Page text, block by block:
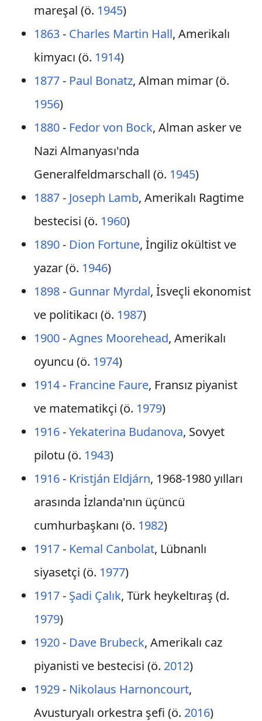
mareşal (ö. 1945)
1863- Charles Martin Hall, Amerikalı
kimyacı (ö. 1914)
1877- Paul Bonatz, Alman mimar (ö.
1956)
1880- Fedor von Bock, Alman asker ve
Nazi Almanyası'nda
Generalfeldmarschall (ö. 1945)
1887- Joseph Lamb, Amerikalı Ragtime
bestecisi (ö. 1960)
1890- Dion Fortune, İngiliz okültist ve
yazar (ö. 1946)
1898- Gunnar Myrdal, İsveçli ekonomist
ve politikacı (ö. 1987)
1900-Agnes Moorehead, Amerikalı
oyuncu (ö. 1974)
1914- Francine Faure, Fransız piyanist
ve matematikçi (ö. 1979)
1916-Yekaterina Budanova, Sovyet
pilotu (ö. 1943)
1916- Kristján Eldjárn, 1968-1980 yılları
arasında İzlanda'nın üçüncü
cumhurbaşkanı (ö. 1982)
1917- Kemal Canbolat, Lübnanlı
siyasetçi (ö. 1977)
1917- Şadi Çalık, Türk heykeltıraş (d.
1979)
1920- Dave Brubeck, Amerikalı caz
piyanisti ve bestecisi (ö. 2012)
1929- Nikolaus Harnoncourt,
Avusturyalı orkestra şefi (ö. 2016)